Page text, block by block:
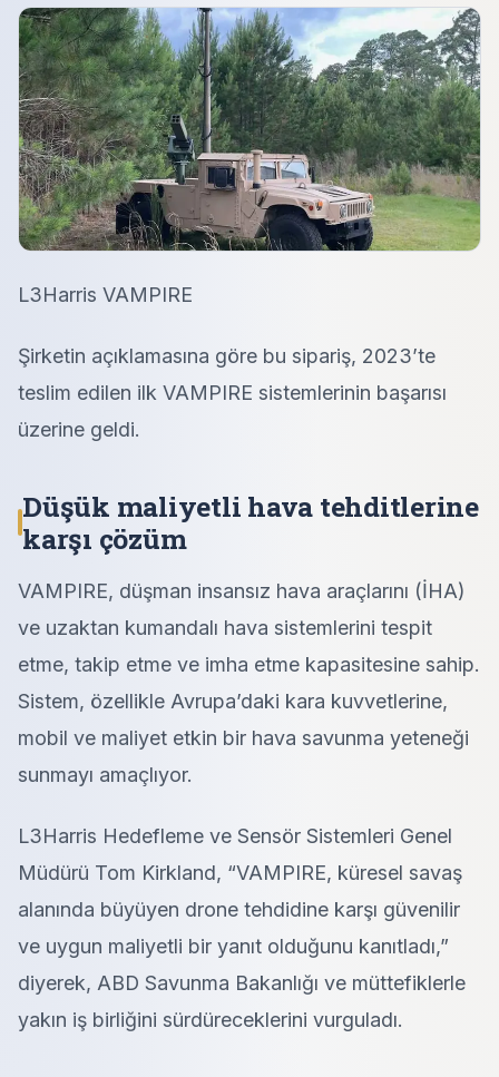
L3Harris VAMPIRE
Şirketin açıklamasına göre bu sipariş, 2023’te
teslim edilen ilk VAMPIRE sistemlerinin başarısı
üzerine geldi.
Düşük maliyetli hava tehditlerine
karşı çözüm
VAMPIRE, düşman insansız hava araçlarını (İHA)
ve uzaktan kumandalı hava sistemlerini tespit
etme, takip etme ve imha etme kapasitesine sahip.
Sistem, özellikle Avrupa’daki kara kuvvetlerine,
mobil ve maliyet etkin bir hava savunma yeteneği
sunmayı amaçlıyor.
L3Harris Hedefleme ve Sensör Sistemleri Genel
Müdürü Tom Kirkland, “VAMPIRE, küresel savaş
alanında büyüyen drone tehdidine karşı güvenilir
ve uygun maliyetli bir yanıt olduğunu kanıtladı,”
diyerek, ABD Savunma Bakanlığı ve müttefiklerle
yakın iş birliğini sürdüreceklerini vurguladı.